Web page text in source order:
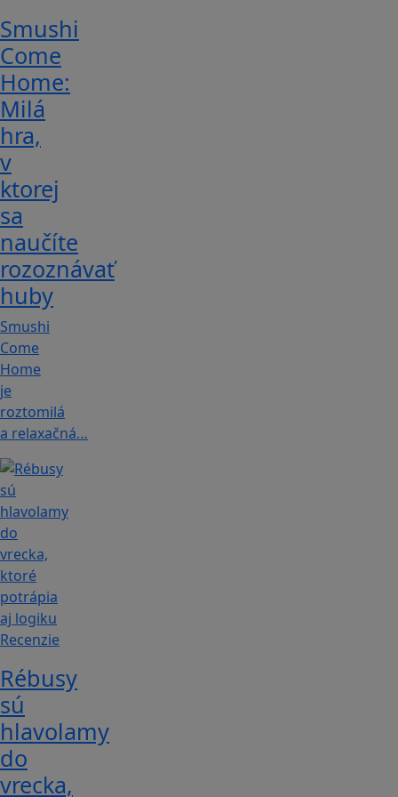
Smushi
Come
Home:
Milá
hra,
v
ktorej
sa
naučíte
rozoznávať
huby
Smushi
Come
Home
je
roztomilá
a relaxačná…
Recenzie
Rébusy
sú
hlavolamy
do
vrecka,